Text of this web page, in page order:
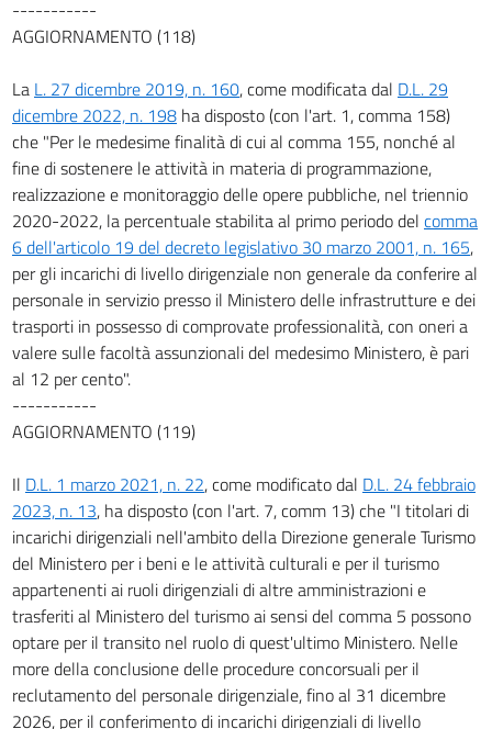
-----------
AGGIORNAMENTO (118)
La L. 27 dicembre 2019, n. 160, come modificata dal D.L. 29
dicembre 2022, n. 198 ha disposto (con l'art. 1, comma 158)
che "Per le medesime finalità di cui al comma 155, nonché al
fine di sostenere le attività in materia di programmazione,
realizzazione e monitoraggio delle opere pubbliche, nel triennio
2020-2022, la percentuale stabilita al primo periodo del comma
6 dell'articolo 19 del decreto legislativo 30 marzo 2001, n. 165,
per gli incarichi di livello dirigenziale non generale da conferire al
personale in servizio presso il Ministero delle infrastrutture e dei
trasporti in possesso di comprovate professionalità, con oneri a
valere sulle facoltà assunzionali del medesimo Ministero, è pari
al 12 per cento".
-----------
AGGIORNAMENTO (119)
Il D.L. 1 marzo 2021, n. 22, come modificato dal D.L. 24 febbraio
2023, n. 13, ha disposto (con l'art. 7, comm 13) che "I titolari di
incarichi dirigenziali nell'ambito della Direzione generale Turismo
del Ministero per i beni e le attività culturali e per il turismo
appartenenti ai ruoli dirigenziali di altre amministrazioni e
trasferiti al Ministero del turismo ai sensi del comma 5 possono
optare per il transito nel ruolo di quest'ultimo Ministero. Nelle
more della conclusione delle procedure concorsuali per il
reclutamento del personale dirigenziale, fino al 31 dicembre
2026, per il conferimento di incarichi dirigenziali di livello